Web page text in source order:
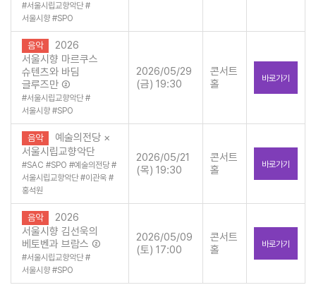
#서울시립교향악단 #
서울시향 #SPO
음악
2026
서울시향 마르쿠스
슈텐츠와 바딤
글루즈만 ②
#서울시립교향악단 #
서울시향 #SPO
2026/05/29
(금) 19:30
콘서트
홀
바로가기
음악
예술의전당 ×
서울시립교향악단
#SAC #SPO #예술의전당 #
서울시립교향악단 #이관욱 #
홍석원
2026/05/21
(목) 19:30
콘서트
홀
바로가기
음악
2026
서울시향 김선욱의
베토벤과 브람스 ②
#서울시립교향악단 #
서울시향 #SPO
2026/05/09
(토) 17:00
콘서트
홀
바로가기